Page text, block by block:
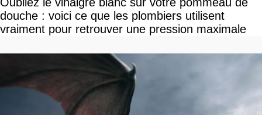
douche : voici ce que les plombiers utilisent
vraiment pour retrouver une pression maximale